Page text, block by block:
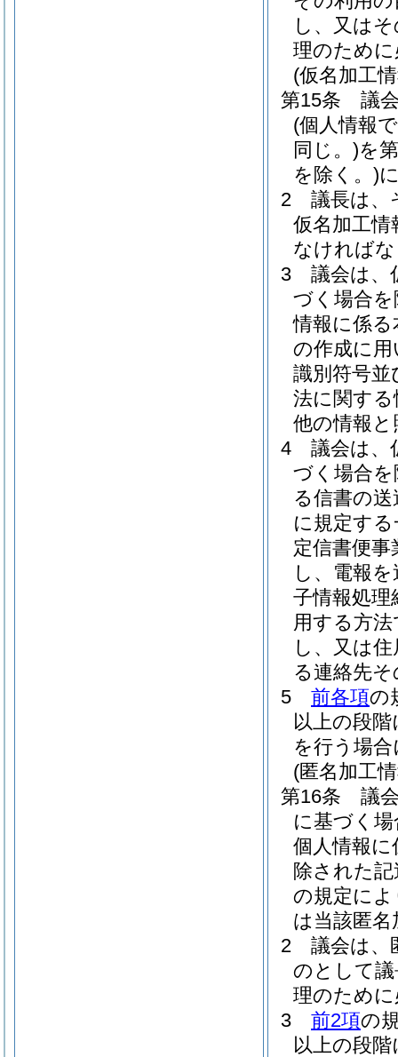
し、又は
理のため
(仮名加工
第15条
議
(個人情報
同じ。)を
を除く。)
2
議長は、
仮名加工
なければ
3
議会は、
づく場合
情報に係
の作成に
識別符号
法に関す
他の情報
4
議会は、
づく場合
る信書の
に規定す
定信書便
し、電報
子情報処
用する方
し、又は
る連絡先
5
前各項の
以上の段
を行う場
(匿名加工
第16条
議
に基づく
個人情報
除された
の規定に
は当該匿
2
議会は、
のとして
理のため
3
前2項の
以上の段